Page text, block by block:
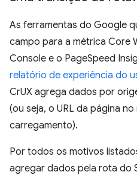
As ferramentas do Google
campo para a métrica Core
Console e o PageSpeed
relatório de experiência do
CrUX agrega dados por
(ou seja, o URL da página
carregamento).
Por todos os motivos
agregar dados pela rota do